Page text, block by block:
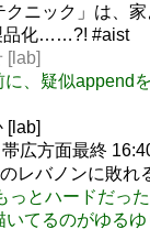
ニック」は、
品化……?! #aist
[lab]
、疑似append
[lab]
広方面最終
レバノンに敗
っとハードだっ
てるのがゆる